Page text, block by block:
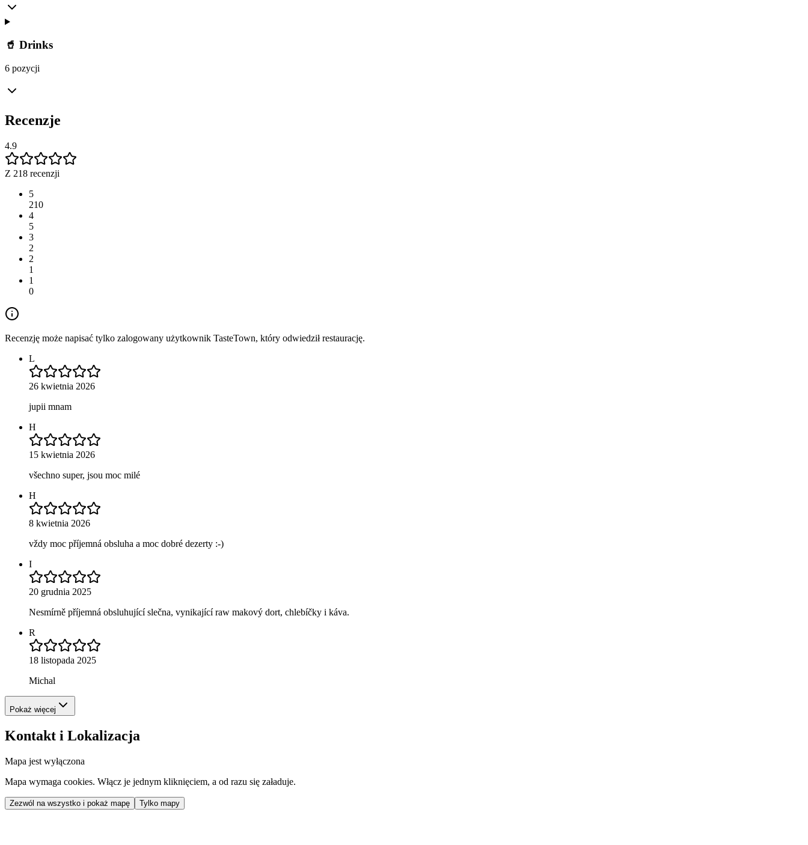
🥤 Drinks
6 pozycji
Recenzje
4.9
Z 218 recenzji
5
210
4
5
3
2
2
1
1
0
Recenzję może napisać tylko zalogowany użytkownik TasteTown, który odwiedził restaurację.
L
26 kwietnia 2026
jupii mnam
H
15 kwietnia 2026
všechno super, jsou moc milé
H
8 kwietnia 2026
vždy moc příjemná obsluha a moc dobré dezerty :-)
I
20 grudnia 2025
Nesmírně příjemná obsluhující slečna, vynikající raw makový dort, chlebíčky i káva.
R
18 listopada 2025
Michal
Pokaż więcej
Kontakt i Lokalizacja
Mapa jest wyłączona
Mapa wymaga cookies. Włącz je jednym kliknięciem, a od razu się załaduje.
Zezwól na wszystko i pokaż mapę Tylko mapy